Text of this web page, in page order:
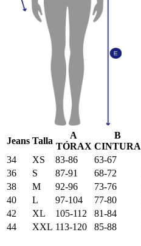
Jeans Talla
A
TÓRAX
B
CINTURA
34
XS 83-86 63-67
36
S 87-91 68-72
38
M 92-96 73-76
40
L 97-104 77-80
42
XL 105-112 81-84
44
XXL 113-120 85-88